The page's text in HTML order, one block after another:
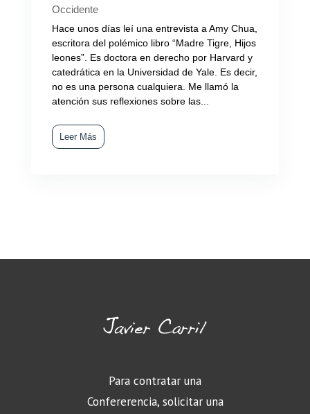
Occidente
Hace unos días leí una entrevista a Amy Chua,
escritora del polémico libro “Madre Tigre, Hijos
leones”. Es doctora en derecho por Harvard y
catedrática en la Universidad de Yale. Es decir,
no es una persona cualquiera. Me llamó la
atención sus reflexiones sobre las...
Leer Más
Para contratar una
Confererencia, solicitar una